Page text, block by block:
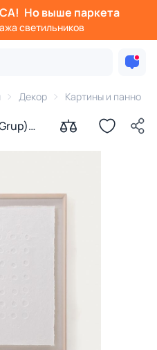
Но выше паркета
светильников
Декор Картины и панно